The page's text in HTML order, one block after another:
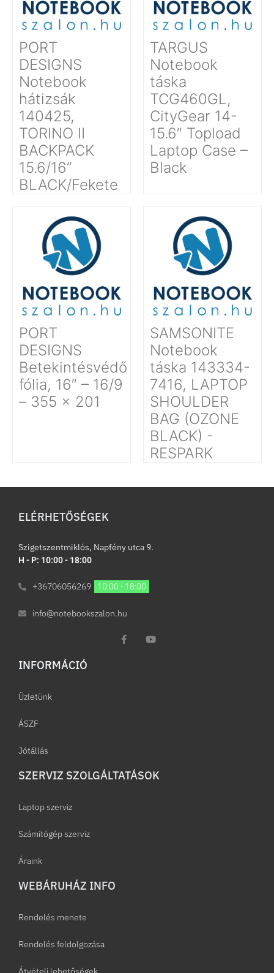
PORT
DESIGNS
Notebook
hátizsák
140425,
TORINO II
BACKPACK
15.6/16’’
BLACK/Fekete
TARGUS
Notebook
táska
TCG460GL,
CityGear 14-
15.6″ Topload
Laptop Case –
Black
PORT
DESIGNS
Betekintésvédő
fólia, 16″ – 16/9
– 355 x 201
SAMSONITE
Notebook
táska 143334-
7416, LAPTOP
SHOULDER
BAG (OZONE
BLACK) -
RESPARK
ELÉRHETŐSÉGEK
Szigetszentmiklós, Napfény utca 9.
H - P: 10:00 - 18:00
+36706056269 10:00 - 18:00
info@notebookszalon.hu
INFORMÁCIÓ​
Üzletünk
ÁSZF
Jótállás
SZERVIZ SZOLGÁLTATÁSOK
Laptop szerviz
Számítógép szerviz
Áraink
WEBÁRUHÁZ INFO
Rendelés menete
Rendelés feldolgozása